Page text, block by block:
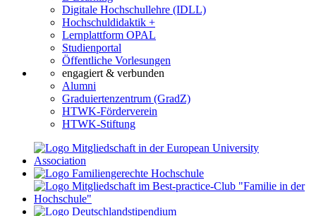
Digitale Hochschullehre (IDLL)
Hochschuldidaktik +
Lernplattform OPAL
Studienportal
Öffentliche Vorlesungen
engagiert & verbunden
Alumni
Graduiertenzentrum (GradZ)
HTWK-Förderverein
HTWK-Stiftung